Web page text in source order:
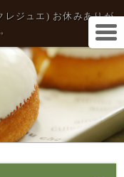
レジュエ) お休みありが